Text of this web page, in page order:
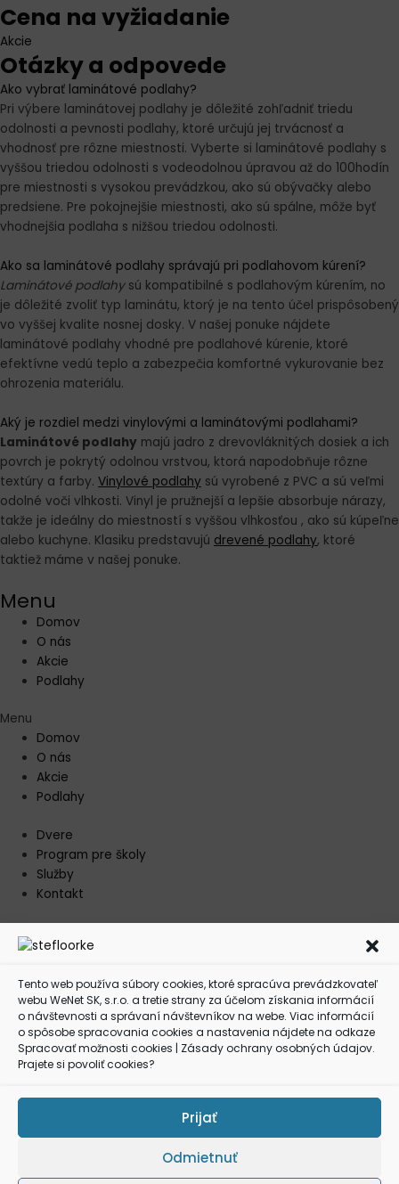
Tento web používa súborycookies, ktoré spracúva prevádzkovateľ
webu WeNet SK, s.r.o. a tretie strany za účelom získania informácií
o návštevnosti a správaní návštevníkov na webe. Viac informácií
o spôsobe spracovania cookies a nastavenia nájdete na odkaze
Spracovať možnosti cookies | Zásady ochrany osobných údajov.
Prajete si povoliť cookies?
Prijať
Odmietnuť
Cena na vyžiadanie
Akcie
Otázky a odpovede
Ako vybrať laminátové podlahy?
Pri výbere laminátovej podlahy je dôležité zohľadniť triedu
odolnosti a pevnosti podlahy, ktoré určujú jej trvácnosť a
vhodnosť pre rôzne miestnosti. Vyberte si laminátové podlahy s
vyššou triedou odolnosti s vodeodolnou úpravou až do 100hodín
pre miestnosti s vysokou prevádzkou, ako sú obývačky alebo
predsiene. Pre pokojnejšie miestnosti, ako sú spálne, môže byť
vhodnejšia podlaha s nižšou triedou odolnosti.
Ako sa laminátové podlahy správajú pri podlahovom kúrení?
Laminátové podlahysú kompatibilné s podlahovým kúrením, no
je dôležité zvoliť typ laminátu, ktorý je na tento účel prispôsobený
vo vyššej kvalite nosnej dosky. V našej ponuke nájdete
laminátové podlahy vhodné pre podlahové kúrenie, ktoré
efektívne vedú teplo a zabezpečia komfortné vykurovanie bez
ohrozenia materiálu.
Aký je rozdiel medzi vinylovými a laminátovými podlahami?
Laminátové podlahy majú jadro z drevovláknitých dosiek a ich
povrch je pokrytý odolnou vrstvou, ktorá napodobňuje rôzne
textúry a farby. Vinylové podlahy sú vyrobené z PVC a sú veľmi
odolné voči vlhkosti. Vinyl je pružnejší a lepšie absorbuje nárazy,
takže je ideálny do miestností s vyššou vlhkosťou , ako sú kúpeľne
alebo kuchyne. Klasiku predstavujú drevené podlahy, ktoré
taktiež máme v našej ponuke.
Menu
Domov
O nás
Akcie
Podlahy
Menu
Domov
O nás
Akcie
Podlahy
Dvere
Program pre školy
Služby
Kontakt
Dvere
Služby
Kontakt
Kontakt
Južná trieda 1598/82,